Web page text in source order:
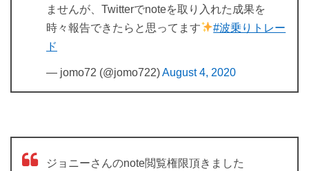
ませんが、Twitterでnoteを取り入れた成果を
時々報告できたらと思ってます
#波乗りトレー
ド
— jomo72 (@jomo722)August 4, 2020
ジョニーさんのnote閲覧権限頂きました